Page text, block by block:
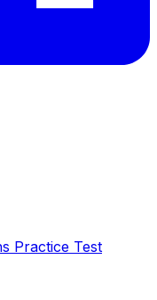
Practice Test